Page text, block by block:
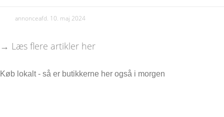
annonceafd. 10. maj 2024
→ Læs flere artikler her
Køb lokalt - så er butikkerne her også i morgen